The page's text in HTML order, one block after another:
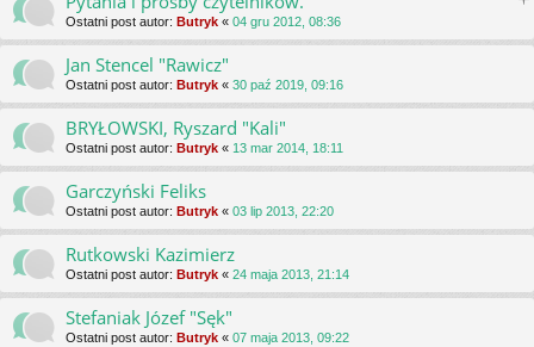
Ostatni post autor: Butryk « 04 gru 2012, 08:36
Jan Stencel "Rawicz"
Ostatni post autor: Butryk « 30 paź 2019, 09:16
BRYŁOWSKI, Ryszard "Kali"
Ostatni post autor: Butryk « 13 mar 2014, 18:11
Garczyński Feliks
Ostatni post autor: Butryk « 03 lip 2013, 22:20
Rutkowski Kazimierz
Ostatni post autor: Butryk « 24 maja 2013, 21:14
Stefaniak Józef "Sęk"
Ostatni post autor: Butryk « 07 maja 2013, 09:22